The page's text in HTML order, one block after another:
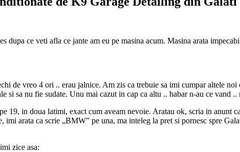
dupa ce veti afla ce jante am eu pe masina acum. Masina arata
de vreo 4 ori .. erau jalnice. Am zis ca trebuie sa imi cumpar altele
si sa nu fie sudate. Unu mai cazut in cap ca altu .. habar n-au ce vand ..
19, in doua latimi, exact cum aveam nevoie. Aratau ok, scria in anunt
arata ca scrie „BMW” pe una, ma inteleg la pret si pornesc spre
zice asa: